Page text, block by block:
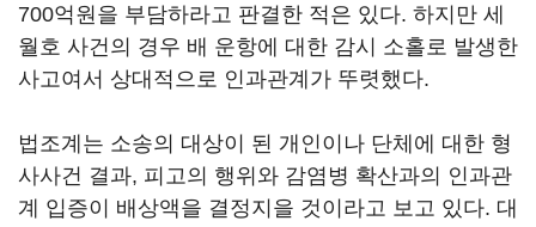
700억원을 부담하라고 판결한 적은 있다. 하지만 세
월호 사건의 경우 배 운항에 대한 감시 소홀로 발생한
사고여서 상대적으로 인과관계가 뚜렷했다.
법조계는 소송의 대상이 된 개인이나 단체에 대한 형
사사건 결과, 피고의 행위와 감염병 확산과의 인과관
계 입증이 배상액을 결정지을 것이라고 보고 있다. 대